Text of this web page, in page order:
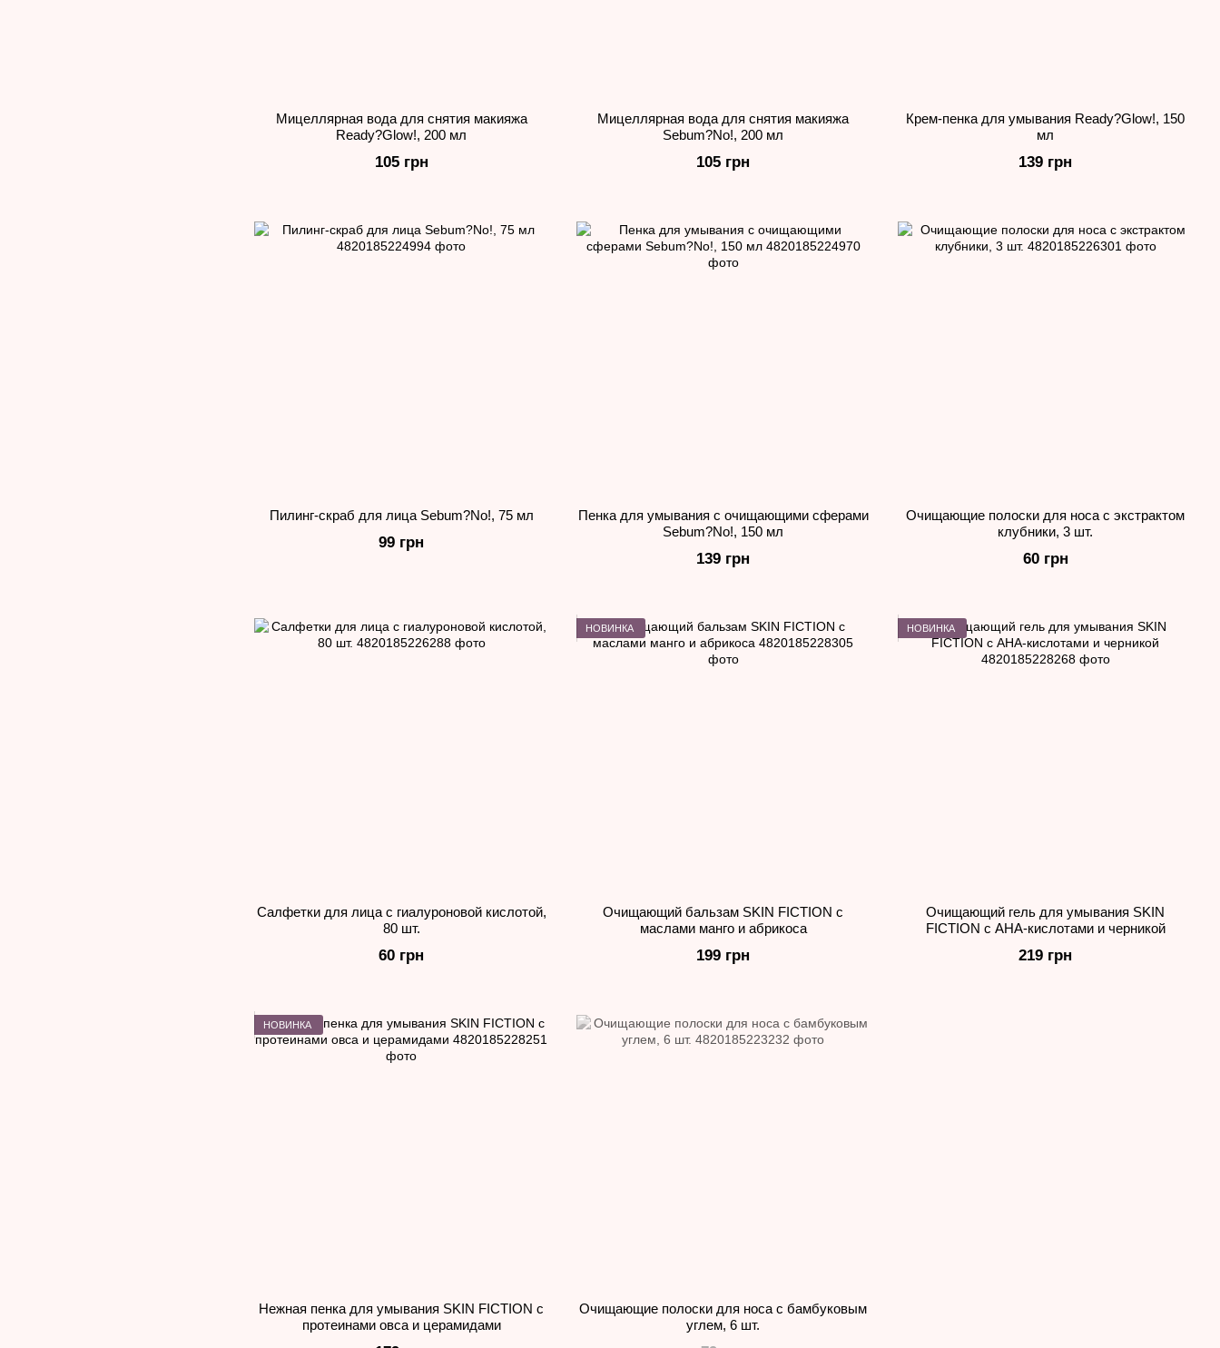
Мицеллярная вода для снятия макияжа
Ready?Glow!, 200 мл
105 грн
Мицеллярная вода для снятия макияжа
Sebum?No!, 200 мл
105 грн
Крем-пенка для умывания Ready?Glow!, 150
мл
139 грн
Пилинг-скраб для лица Sebum?No!, 75 мл
99 грн
Пенка для умывания с очищающими сферами
Sebum?No!, 150 мл
139 грн
Очищающие полоски для носа с экстрактом
клубники, 3 шт.
60 грн
Салфетки для лица с гиалуроновой кислотой,
80 шт.
60 грн
НОВИНКА
Очищающий бальзам SKIN FICTION с
маслами манго и абрикоса
199 грн
НОВИНКА
Очищающий гель для умывания SKIN
FICTION с AHA-кислотами и черникой
219 грн
НОВИНКА
Нежная пенка для умывания SKIN FICTION с
протеинами овса и церамидами
Очищающие полоски для носа с бамбуковым
углем, 6 шт.